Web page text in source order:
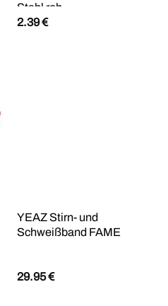
Stahl roh
2.39€
YEAZ Stirn- und
Schweißband FAME
29.95€